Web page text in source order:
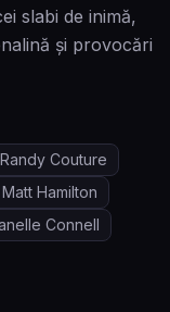
slabi de inimă,
și provocări
Randy Couture
Matt Hamilton
Connell